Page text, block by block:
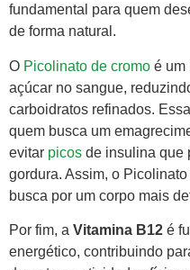
fundamental para quem
de forma natural.
O Picolinato de cromo é um
açúcar no sangue,
carboidratos refinados.
quem busca um
evitar picos de insulina que
gordura. Assim, o
busca por um corpo mais
Por fim, a Vitamina B12 é
energético, contribuindo